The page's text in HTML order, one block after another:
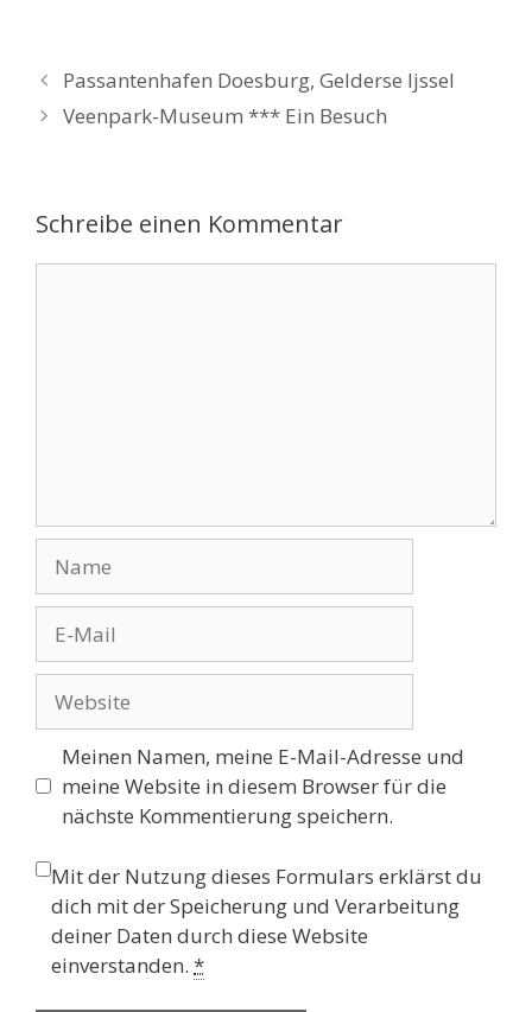
Passantenhafen Doesburg, Gelderse Ijssel
Veenpark-Museum *** Ein Besuch
Schreibe einen Kommentar
Mail
Meinen Namen, meine E-Mail-Adresse und
meine Website in diesem Browser für die
nächste Kommentierung speichern.
Mit der Nutzung dieses Formulars erklärst du
dich mit der Speicherung und Verarbeitung
deiner Daten durch diese Website
einverstanden. *